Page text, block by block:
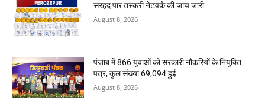
सरहद पार तस्करी नेटवर्क की जांच जारी
August 8, 2026
पंजाब में 866 युवाओं को सरकारी नौकरियों के नियुक्ति
पत्र, कुल संख्या 69,094 हुई
August 8, 2026